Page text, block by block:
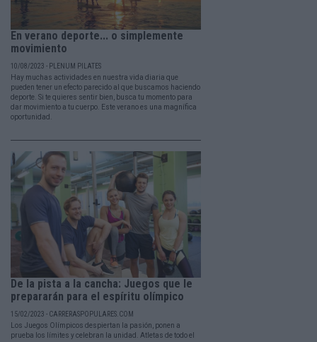
En verano deporte... o simplemente
movimiento
10/08/2023 - PLENUM PILATES
Hay muchas actividades en nuestra vida diaria que
pueden tener un efecto parecido al que buscamos haciendo
deporte. Si te quieres sentir bien, busca tu momento para
dar movimiento a tu cuerpo. Este verano es una magnífica
oportunidad.
De la pista a la cancha: Juegos que le
prepararán para el espíritu olímpico
15/02/2023 - CARRERASPOPULARES.COM
Los Juegos Olímpicos despiertan la pasión, ponen a
prueba los límites y celebran la unidad. Atletas de todo el